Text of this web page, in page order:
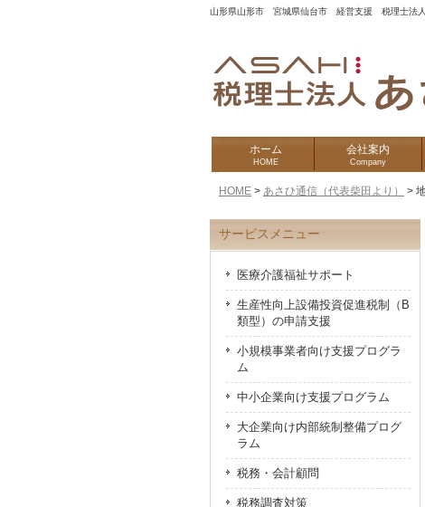
山形県山形市 宮城県仙台市 経営支援 税理士法
ホーム
HOME
会社案内
Company
HOME > あさひ通信（代表柴田より） >
サービスメニュー
医療介護福祉サポート
生産性向上設備投資促進税制（B
類型）の申請支援
小規模事業者向け支援プログラ
ム
中小企業向け支援プログラム
大企業向け内部統制整備プログ
ラム
税務・会計顧問
税務調査対策